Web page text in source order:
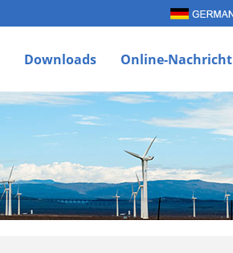
Downloads Online-Nachricht